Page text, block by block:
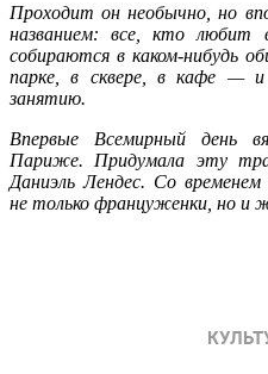
Проходит он необычно, но
названием: все, кто любит
собираются в каком-нибудь
парке, в сквере, в кафе — и
занятию.
Впервые Всемирный день
Париже. Придумала эту
Даниэль Лендес. Со временем
не только француженки, но и